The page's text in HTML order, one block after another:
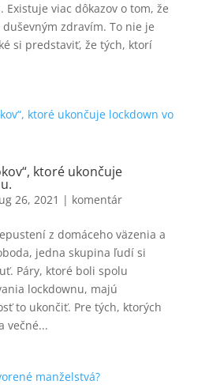
Existuje viac dôkazov o tom, že
zdravím. To nie je
si predstaviť, že tých, ktorí
ktoré ukončuje
26, 2021 | komentár
z domáceho väzenia a
jedna skupina ľudí si
Páry, ktoré boli spolu
lockdownu, majú
to ukončiť. Pre tých, ktorých
večné...